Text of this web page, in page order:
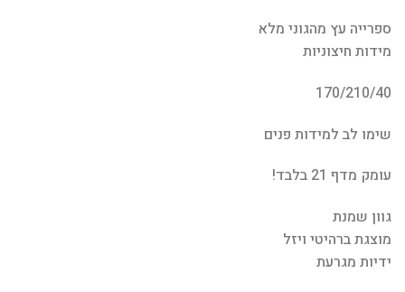
ספרייה עץ מהגוני מלא
מידות חיצוניות
170/210/40
שימו לב למידות פנים
עומק מדף 21 בלבד!
גוון שמנת
מוצגת ברהיטי ויזל
ידיות מגרעת